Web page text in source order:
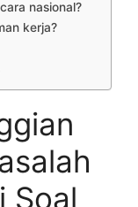
nasional?
kerja?
Soal